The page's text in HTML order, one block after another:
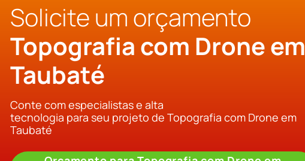
Solicite um orçamento
Topografia com Drone em
Taubaté
Conte com especialistas e alta
tecnologia para seu projeto de Topografia com Drone em
Taubaté